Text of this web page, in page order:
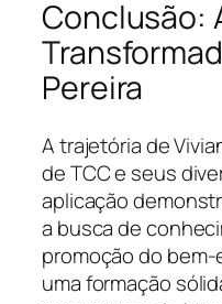
Conclusão:
Pereira
A trajetória de
de TCC e seus
aplicação
a busca de
promoção do
uma formação